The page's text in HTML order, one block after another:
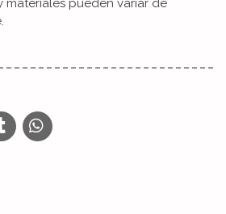
materiales pueden variar de